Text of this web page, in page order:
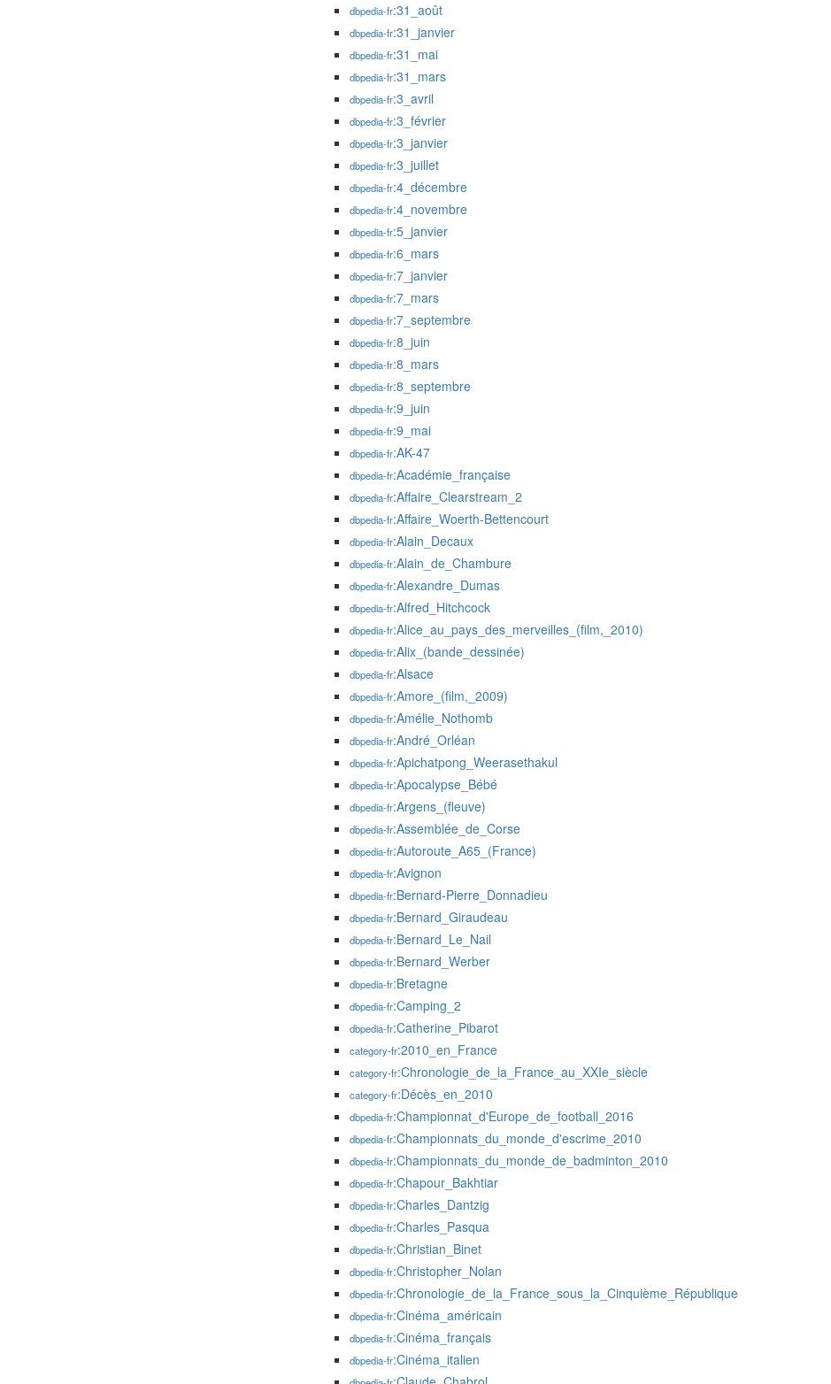
dbpedia-fr:31_août
dbpedia-fr:31_janvier
dbpedia-fr:31_mai
dbpedia-fr:31_mars
dbpedia-fr:3_avril
dbpedia-fr:3_février
dbpedia-fr:3_janvier
dbpedia-fr:3_juillet
dbpedia-fr:4_décembre
dbpedia-fr:4_novembre
dbpedia-fr:5_janvier
dbpedia-fr:6_mars
dbpedia-fr:7_janvier
dbpedia-fr:7_mars
dbpedia-fr:7_septembre
dbpedia-fr:8_juin
dbpedia-fr:8_mars
dbpedia-fr:8_septembre
dbpedia-fr:9_juin
dbpedia-fr:9_mai
dbpedia-fr:AK-47
dbpedia-fr:Académie_française
dbpedia-fr:Affaire_Clearstream_2
dbpedia-fr:Affaire_Woerth-Bettencourt
dbpedia-fr:Alain_Decaux
dbpedia-fr:Alain_de_Chambure
dbpedia-fr:Alexandre_Dumas
dbpedia-fr:Alfred_Hitchcock
dbpedia-fr:Alice_au_pays_des_merveilles_(film,_2010)
dbpedia-fr:Alix_(bande_dessinée)
dbpedia-fr:Alsace
dbpedia-fr:Amore_(film,_2009)
dbpedia-fr:Amélie_Nothomb
dbpedia-fr:André_Orléan
dbpedia-fr:Apichatpong_Weerasethakul
dbpedia-fr:Apocalypse_Bébé
dbpedia-fr:Argens_(fleuve)
dbpedia-fr:Assemblée_de_Corse
dbpedia-fr:Autoroute_A65_(France)
dbpedia-fr:Avignon
dbpedia-fr:Bernard-Pierre_Donnadieu
dbpedia-fr:Bernard_Giraudeau
dbpedia-fr:Bernard_Le_Nail
dbpedia-fr:Bernard_Werber
dbpedia-fr:Bretagne
dbpedia-fr:Camping_2
dbpedia-fr:Catherine_Pibarot
category-fr:2010_en_France
category-fr:Chronologie_de_la_France_au_XXIe_siècle
category-fr:Décès_en_2010
dbpedia-fr:Championnat_d'Europe_de_football_2016
dbpedia-fr:Championnats_du_monde_d'escrime_2010
dbpedia-fr:Championnats_du_monde_de_badminton_2010
dbpedia-fr:Chapour_Bakhtiar
dbpedia-fr:Charles_Dantzig
dbpedia-fr:Charles_Pasqua
dbpedia-fr:Christian_Binet
dbpedia-fr:Christopher_Nolan
dbpedia-fr:Chronologie_de_la_France_sous_la_Cinquième_République
dbpedia-fr:Cinéma_américain
dbpedia-fr:Cinéma_français
dbpedia-fr:Cinéma_italien